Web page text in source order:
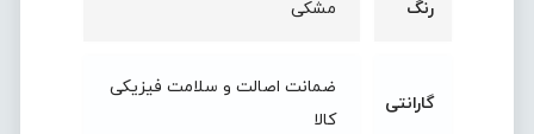
رنگ مشکی
گارانتی
ضمانت اصالت و سلامت فیزیکی
کالا